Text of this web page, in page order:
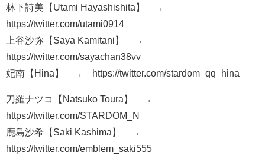
林下詩美【Utami Hayashishita】 →
https://twitter.com/utami0914
上谷沙弥【Saya Kamitani】 →
https://twitter.com/sayachan38vv
妃南【Hina】 → https://twitter.com/stardom_qq_hina
刀羅ナツコ【Natsuko Toura】 →
https://twitter.com/STARDOM_N
鹿島沙希【Saki Kashima】 →
https://twitter.com/emblem_saki555